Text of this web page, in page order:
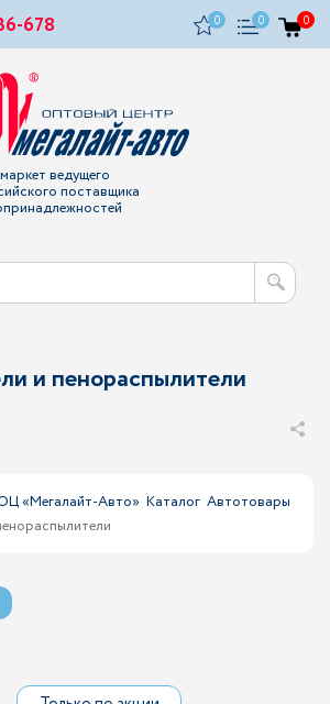
678 0 0 0
ведущего
поставщика
и пенораспылители
«Мегалайт-Авто» Каталог Автотовары